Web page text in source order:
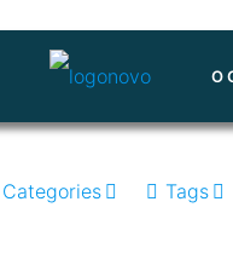
O
Categories Tags